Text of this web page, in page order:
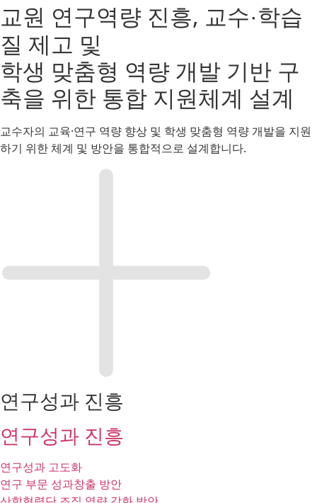
교원 연구역량 진흥, 교수·학습
질 제고 및
학생 맞춤형 역량 개발 기반 구
축을 위한 통합 지원체계 설계
교수자의 교육·연구 역량 향상 및 학생 맞춤형 역량 개발을 지원
하기 위한 체계 및 방안을 통합적으로 설계합니다.
연구성과 진흥
연구성과 진흥
연구성과 고도화​
연구 부문 성과창출 방안​